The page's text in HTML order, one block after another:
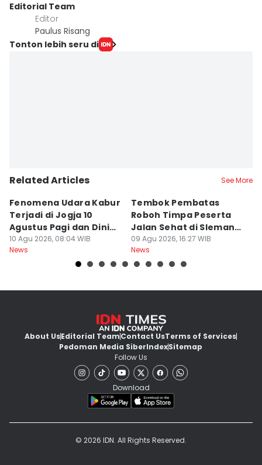
Editorial Team
Editor
Paulus Risang
Tonton lebih seru di
Related Articles See More
Fenomena Udara Kabur
Terjadi di Jogja 10
Agustus Pagi dan Dini
Hari
10 Agu 2026, 08:04 WIB
News
Tembok Pembatas
Roboh Timpa Peserta
Jalan Sehat di Sleman,
10 Orang Luka
09 Agu 2026, 16:27 WIB
News
About UsEditorial TeamContact UsTerms of Services
Pedoman Media SiberIndexSitemap
Follow Us
Download
© 2026 IDN. All Rights Reserved.